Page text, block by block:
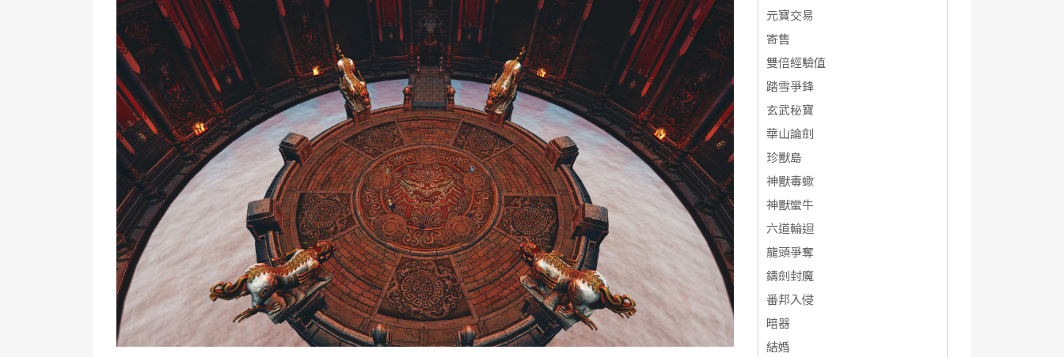
元寶交易
寄售
雙倍經驗值
踏雪爭鋒
玄武秘寶
華山論劍
珍獸島
神獸毒蠍
神獸蠻牛
六道輪迴
龍頭爭奪
鑄劍封魔
番邦入侵
暗器
結婚